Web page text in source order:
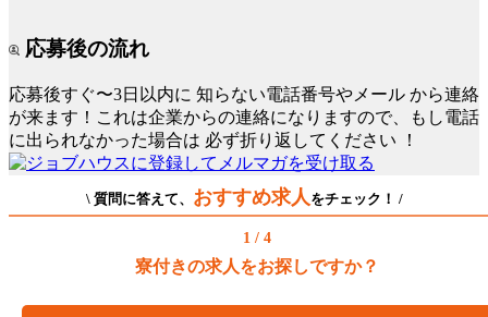
応募後の流れ
応募後すぐ〜3日以内に 知らない電話番号やメール から連絡
が来ます！これは企業からの連絡になりますので、もし電話
に出られなかった場合は 必ず折り返してください ！
\ 質問に答えて、 おすすめ求人 をチェック！ /
1 / 4
寮付きの求人をお探しですか？